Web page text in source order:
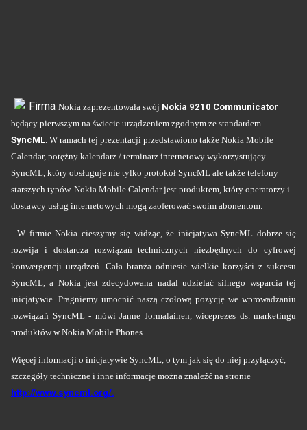
Firma Nokia zaprezentowała swój Nokia 9210 Communicator
będący pierwszym na świecie urządzeniem zgodnym ze standardem
SyncML. W ramach tej prezentacji przedstawiono także Nokia Mobile
Calendar, potężny kalendarz / terminarz internetowy wykorzystujący
SyncML, który obsługuje nie tylko protokół SyncML ale także telefony
starszych typów. Nokia Mobile Calendar jest produktem, który operatorzy i
dostawcy usług internetowych mogą zaoferować swoim abonentom.
- W firmie Nokia cieszymy się widząc, że inicjatywa SyncML dobrze się
rozwija i dostarcza rozwiązań technicznych niezbędnych do cyfrowej
konwergencji urządzeń. Cała branża odniesie wielkie korzyści z sukcesu
SyncML, a Nokia jest zdecydowana nadal udzielać silnego wsparcia tej
inicjatywie. Pragniemy umocnić naszą czołową pozycję we wprowadzaniu
rozwiązań SyncML - mówi Janne Jormalainen, wiceprezes ds. marketingu
produktów w Nokia Mobile Phones.
Więcej informacji o inicjatywie SyncML, o tym jak się do niej przyłączyć,
szczegóły techniczne i inne informacje można znaleźć na stronie
http://www.syncml.org/.